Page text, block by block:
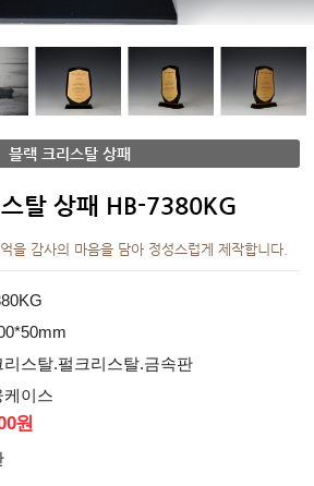
블랙 크리스탈 상패
탈 상패 HB-7380KG
을 감사의 마음을 담아 정성스럽게 제작합니다.
리스탈.펄크리스탈.금속판
케이스
원